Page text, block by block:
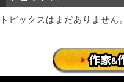
トピックスはまだありません。